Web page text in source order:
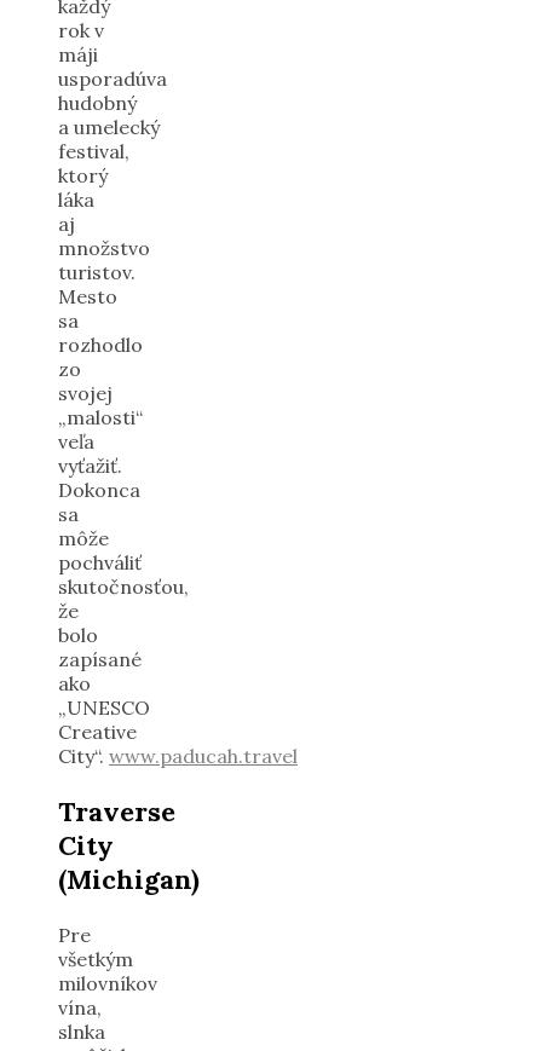
každý
rok v
máji
usporadúva
hudobný
a umelecký
festival,
ktorý
láka
aj
množstvo
turistov.
Mesto
sa
rozhodlo
zo
svojej
„malosti“
veľa
vyťažiť.
Dokonca
sa
môže
pochváliť
skutočnosťou,
že
bolo
zapísané
ako
„UNESCO
Creative
City“. www.paducah.travel
Traverse
City
(Michigan)
Pre
všetkým
milovníkov
vína,
slnka